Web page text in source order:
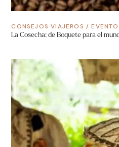
CONSEJOS VIAJEROS /
La Cosecha: de Boquete para el